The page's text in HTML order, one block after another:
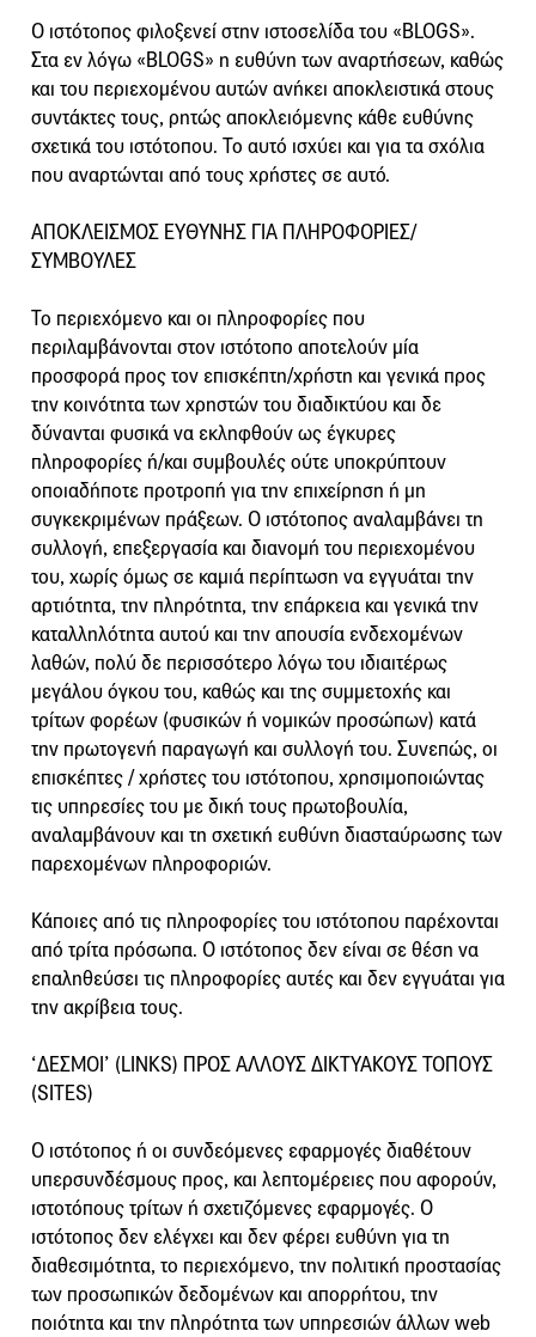
Ο ιστότοπος φιλοξενεί στην ιστοσελίδα του «BLOGS».
Στα εν λόγω «BLOGS» η ευθύνη των αναρτήσεων, καθώς
και του περιεχομένου αυτών ανήκει αποκλειστικά στους
συντάκτες τους, ρητώς αποκλειόμενης κάθε ευθύνης
σχετικά του ιστότοπου. Το αυτό ισχύει και για τα σχόλια
που αναρτώνται από τους χρήστες σε αυτό.
ΑΠΟΚΛΕΙΣΜΟΣ ΕΥΘΥΝΗΣ ΓΙΑ ΠΛΗΡΟΦΟΡΙΕΣ/
ΣΥΜΒΟΥΛΕΣ
Το περιεχόμενο και οι πληροφορίες που
περιλαμβάνονται στον ιστότοπο αποτελούν μία
προσφορά προς τον επισκέπτη/χρήστη και γενικά προς
την κοινότητα των χρηστών του διαδικτύου και δε
δύνανται φυσικά να εκληφθούν ως έγκυρες
πληροφορίες ή/και συμβουλές ούτε υποκρύπτουν
οποιαδήποτε προτροπή για την επιχείρηση ή μη
συγκεκριμένων πράξεων. Ο ιστότοπος αναλαμβάνει τη
συλλογή, επεξεργασία και διανομή του περιεχομένου
του, χωρίς όμως σε καμιά περίπτωση να εγγυάται την
αρτιότητα, την πληρότητα, την επάρκεια και γενικά την
καταλληλότητα αυτού και την απουσία ενδεχομένων
λαθών, πολύ δε περισσότερο λόγω του ιδιαιτέρως
μεγάλου όγκου του, καθώς και της συμμετοχής και
τρίτων φορέων (φυσικών ή νομικών προσώπων) κατά
την πρωτογενή παραγωγή και συλλογή του. Συνεπώς, οι
επισκέπτες / χρήστες του ιστότοπου, χρησιμοποιώντας
τις υπηρεσίες του με δική τους πρωτοβουλία,
αναλαμβάνουν και τη σχετική ευθύνη διασταύρωσης των
παρεχομένων πληροφοριών.
Κάποιες από τις πληροφορίες του ιστότοπου παρέχονται
από τρίτα πρόσωπα. Ο ιστότοπος δεν είναι σε θέση να
επαληθεύσει τις πληροφορίες αυτές και δεν εγγυάται για
την ακρίβεια τους.
‘ΔΕΣΜΟΙ’ (LINKS) ΠΡΟΣ ΑΛΛΟΥΣ ΔΙΚΤΥΑΚΟΥΣ ΤΟΠΟΥΣ
(SITES)
Ο ιστότοπος ή οι συνδεόμενες εφαρμογές διαθέτουν
υπερσυνδέσμους προς, και λεπτομέρειες που αφορούν,
ιστοτόπους τρίτων ή σχετιζόμενες εφαρμογές. Ο
ιστότοπος δεν ελέγχει και δεν φέρει ευθύνη για τη
διαθεσιμότητα, το περιεχόμενο, την πολιτική προστασίας
των προσωπικών δεδομένων και απορρήτου, την
ποιότητα και την πληρότητα των υπηρεσιών άλλων web